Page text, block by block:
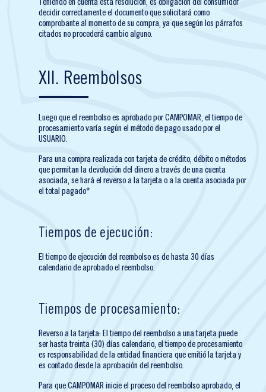
Teniendo en cuenta esta resolución, es obligación del consumidor
decidir correctamente el documento que solicitará como
comprobante al momento de su compra, ya que según los párrafos
citados no procederá cambio alguno.
XII. Reembolsos
Luego que el reembolso es aprobado por CAMPOMAR, el tiempo de
procesamiento varía según el método de pago usado por el
USUARIO.
Para una compra realizada con tarjeta de crédito, débito o métodos
que permitan la devolución del dinero a través de una cuenta
asociada, se hará el reverso a la tarjeta o a la cuenta asociada por
el total pagado*
Tiempos de ejecución:
El tiempo de ejecución del reembolso es de hasta 30 días
calendario de aprobado el reembolso.
Tiempos de procesamiento:
Reverso a la tarjeta: El tiempo del reembolso a una tarjeta puede
ser hasta treinta (30) días calendario, el tiempo de procesamiento
es responsabilidad de la entidad financiera que emitió la tarjeta y
es contado desde la aprobación del reembolso.
Para que CAMPOMAR inicie el proceso del reembolso aprobado, el